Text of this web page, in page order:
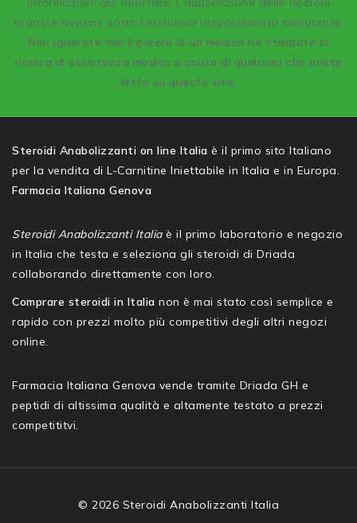
esposte avviene sotto l’esclusiva responsabilità dell’utente.
Non ignorate mai il parere di un medico né ritardate la
ricerca di assistenza medica a causa di qualcosa che avete
letto su questo sito.
Steroidi Anabolizzanti on line Italia è il primo sito Italiano
per la vendita di L-Carnitine Iniettabile in Italia e in Europa.
Farmacia Italiana Genova
Steroidi Anabolizzanti Italiaè il primo laboratorio e negozio
in Italia che testa e seleziona gli steroidi di Driada
collaborando direttamente con loro.
Comprare steroidi in Italia non è mai stato così semplice e
rapido con prezzi molto più competitivi degli altri negozi
online.
Farmacia Italiana Genova vende tramite Driada GH e
peptidi di altissima qualità e altamente testato a prezzi
competititvi.
© 2026 Steroidi Anabolizzanti Italia